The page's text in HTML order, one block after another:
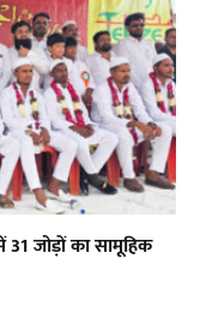
जोड़ों का सामूहिक